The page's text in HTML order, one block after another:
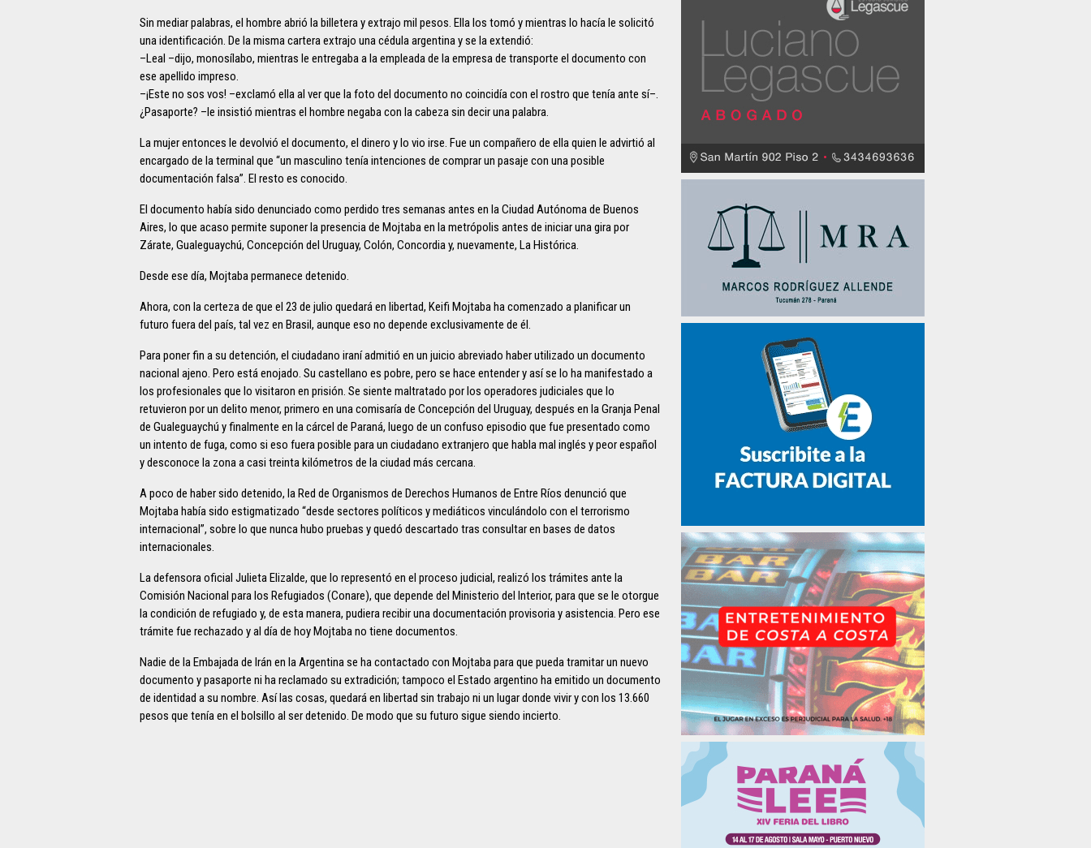
Sin mediar palabras, el hombre abrió la billetera y extrajo mil pesos. Ella los tomó y mientras lo hacía le solicitó
una identificación. De la misma cartera extrajo una cédula argentina y se la extendió:
–Leal –dijo, monosílabo, mientras le entregaba a la empleada de la empresa de transporte el documento con
ese apellido impreso.
–¡Este no sos vos! –exclamó ella al ver que la foto del documento no coincidía con el rostro que tenía ante sí–.
¿Pasaporte? –le insistió mientras el hombre negaba con la cabeza sin decir una palabra.
La mujer entonces le devolvió el documento, el dinero y lo vio irse. Fue un compañero de ella quien le advirtió al
encargado de la terminal que “un masculino tenía intenciones de comprar un pasaje con una posible
documentación falsa”. El resto es conocido.
El documento había sido denunciado como perdido tres semanas antes en la Ciudad Autónoma de Buenos
Aires, lo que acaso permite suponer la presencia de Mojtaba en la metrópolis antes de iniciar una gira por
Zárate, Gualeguaychú, Concepción del Uruguay, Colón, Concordia y, nuevamente, La Histórica.
Desde ese día, Mojtaba permanece detenido.
Ahora, con la certeza de que el 23 de julio quedará en libertad, Keifi Mojtaba ha comenzado a planificar un
futuro fuera del país, tal vez en Brasil, aunque eso no depende exclusivamente de él.
Para poner fin a su detención, el ciudadano iraní admitió en un juicio abreviado haber utilizado un documento
nacional ajeno. Pero está enojado. Su castellano es pobre, pero se hace entender y así se lo ha manifestado a
los profesionales que lo visitaron en prisión. Se siente maltratado por los operadores judiciales que lo
retuvieron por un delito menor, primero en una comisaría de Concepción del Uruguay, después en la Granja Penal
de Gualeguaychú y finalmente en la cárcel de Paraná, luego de un confuso episodio que fue presentado como
un intento de fuga, como si eso fuera posible para un ciudadano extranjero que habla mal inglés y peor español
y desconoce la zona a casi treinta kilómetros de la ciudad más cercana.
A poco de haber sido detenido, la Red de Organismos de Derechos Humanos de Entre Ríos denunció que
Mojtaba había sido estigmatizado “desde sectores políticos y mediáticos vinculándolo con el terrorismo
internacional”, sobre lo que nunca hubo pruebas y quedó descartado tras consultar en bases de datos
internacionales.
La defensora oficial Julieta Elizalde, que lo representó en el proceso judicial, realizó los trámites ante la
Comisión Nacional para los Refugiados (Conare), que depende del Ministerio del Interior, para que se le otorgue
la condición de refugiado y, de esta manera, pudiera recibir una documentación provisoria y asistencia. Pero ese
trámite fue rechazado y al día de hoy Mojtaba no tiene documentos.
Nadie de la Embajada de Irán en la Argentina se ha contactado con Mojtaba para que pueda tramitar un nuevo
documento y pasaporte ni ha reclamado su extradición; tampoco el Estado argentino ha emitido un documento
de identidad a su nombre. Así las cosas, quedará en libertad sin trabajo ni un lugar donde vivir y con los 13.660
pesos que tenía en el bolsillo al ser detenido. De modo que su futuro sigue siendo incierto.